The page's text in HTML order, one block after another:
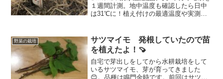
１週間計測。地中温度も確認したら日中
は31℃に！植え付けの最適温度や実測デ
野菜の栽培
サツマイモ 発根していたので苗
を植えたよ！🍠
自宅で芽出しをしてから水耕栽培をして
いるサツマイモ、芽が育ってきました
😊。品種は鳴門金時です。前回はサツマ